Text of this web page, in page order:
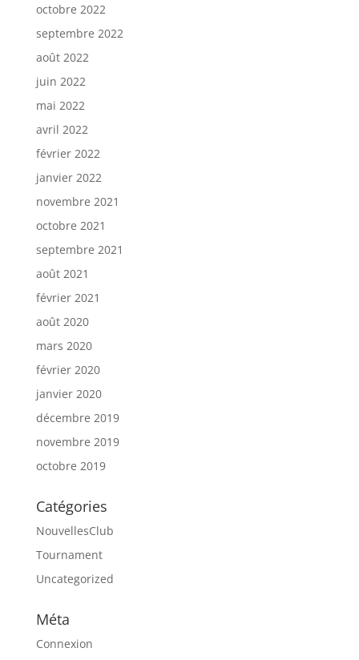
octobre 2022
septembre 2022
août 2022
juin 2022
mai 2022
avril 2022
février 2022
janvier 2022
novembre 2021
octobre 2021
septembre 2021
août 2021
février 2021
août 2020
mars 2020
février 2020
janvier 2020
décembre 2019
novembre 2019
octobre 2019
Catégories
NouvellesClub
Tournament
Uncategorized
Méta
Connexion